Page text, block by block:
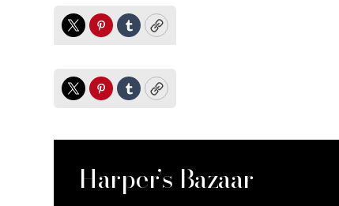
TwitterPinterest
TumblrCopy
TwitterPinterest
TumblrCopy
Harper’s Bazaar